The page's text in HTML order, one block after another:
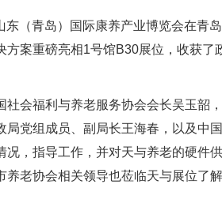
（青岛）国际康养产业博览会在青岛
案重磅亮相1号馆B30展位，收获了
社会福利与养老服务协会会长吴玉韶
党组成员、副局长王海春，以及中
，指导工作，并对天与养老的硬件
老协会相关领导也莅临天与展位了